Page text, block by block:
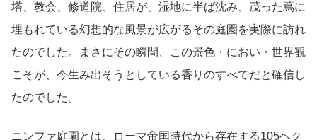
塔、教会、修道院、住居が、湿地に半ば沈み、茂った蔦に
埋もれている幻想的な風景が広がるその庭園を実際に訪れ
たのでした。まさにその瞬間、この景色・におい・世界観
こそが、今生み出そうとしている香りのすべてだと確信し
たのでした。
ニンファ庭園とは、ローマ帝国時代から存在する105ヘク